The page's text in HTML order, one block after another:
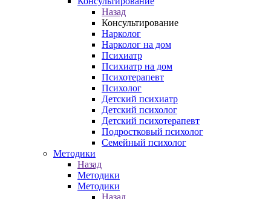
Назад
Консультирование
Нарколог
Нарколог на дом
Психиатр
Психиатр на дом
Психотерапевт
Психолог
Детский психиатр
Детский психолог
Детский психотерапевт
Подростковый психолог
Семейный психолог
Методики
Назад
Методики
Методики
Назад